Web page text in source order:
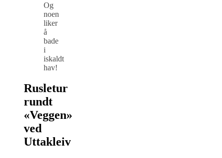
Og
noen
liker
å
bade
i
iskaldt
hav!
Rusletur
rundt
«Veggen»
ved
Uttakleiv